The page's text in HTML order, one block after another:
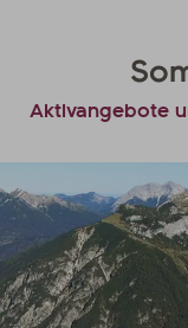
Aktivangebote